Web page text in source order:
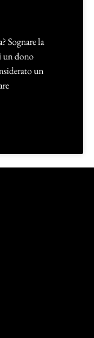
Sognare la
un dono
un